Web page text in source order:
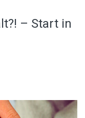
– Start in